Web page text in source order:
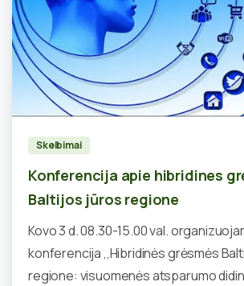
Skelbimai
Konferencija apie hibridines
Baltijos jūros regione
Kovo 3 d. 08.30-15.00 val.
konferencija ,,Hibridinės grėsmės
regione: visuomenės atsparumo